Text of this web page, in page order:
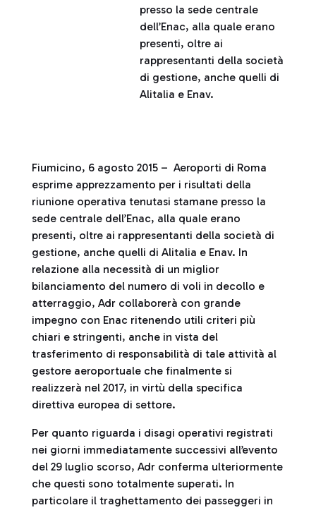
presso la sede centrale
dell’Enac, alla quale erano
presenti, oltre ai
rappresentanti della società
di gestione, anche quelli di
Alitalia e Enav.
Fiumicino, 6 agosto 2015 – Aeroporti di Roma
esprime apprezzamento per i risultati della
riunione operativa tenutasi stamane presso la
sede centrale dell’Enac, alla quale erano
presenti, oltre ai rappresentanti della società di
gestione, anche quelli di Alitalia e Enav. In
relazione alla necessità di un miglior
bilanciamento del numero di voli in decollo e
atterraggio, Adr collaborerà con grande
impegno con Enac ritenendo utili criteri più
chiari e stringenti, anche in vista del
trasferimento di responsabilità di tale attività al
gestore aeroportuale che finalmente si
realizzerà nel 2017, in virtù della specifica
direttiva europea di settore.
Per quanto riguarda i disagi operativi registrati
nei giorni immediatamente successivi all’evento
del 29 luglio scorso, Adr conferma ulteriormente
che questi sono totalmente superati. In
particolare il traghettamento dei passeggeri in